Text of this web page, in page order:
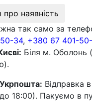
наявність
так само за
34, +380 67 401-
Біля м. Оболонь
Відправка
18:00). Пакуємо в